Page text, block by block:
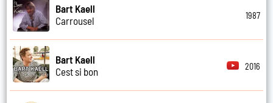
Bart Kaell
Carrousel
1987
Bart Kaell
Cest si bon
2016